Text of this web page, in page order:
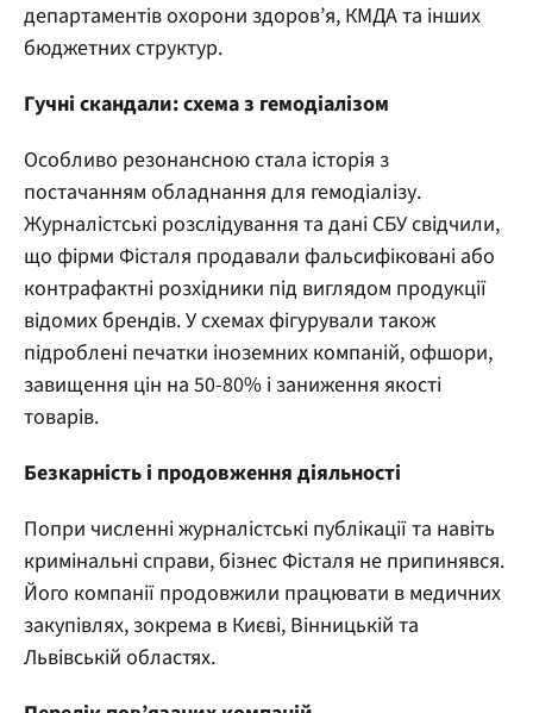
департаментів охорони здоров’я, КМДА та інших
бюджетних структур.
Гучні скандали: схема з гемодіалізом
Особливо резонансною стала історія з
постачанням обладнання для гемодіалізу.
Журналістські розслідування та дані СБУ свідчили,
що фірми Фісталя продавали фальсифіковані або
контрафактні розхідники під виглядом продукції
відомих брендів. У схемах фігурували також
підроблені печатки іноземних компаній, офшори,
завищення цін на 50-80% і заниження якості
товарів.
Безкарність і продовження діяльності
Попри численні журналістські публікації та навіть
кримінальні справи, бізнес Фісталя не припинявся.
Його компанії продовжили працювати в медичних
закупівлях, зокрема в Києві, Вінницькій та
Львівській областях.